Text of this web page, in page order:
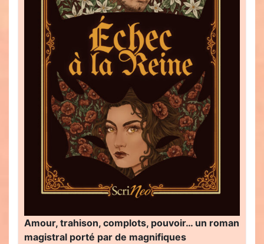
Amour, trahison, complots, pouvoir… un roman
magistral porté par de magnifiques